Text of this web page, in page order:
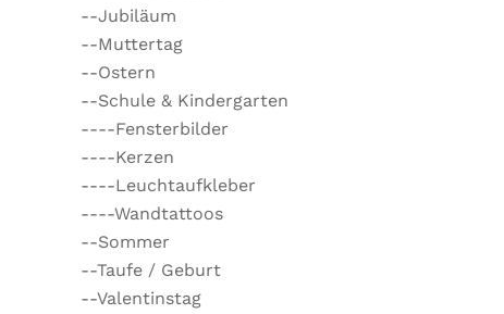
--Jubiläum
--Muttertag
--Ostern
--Schule & Kindergarten
----Fensterbilder
----Kerzen
----Leuchtaufkleber
----Wandtattoos
--Sommer
--Taufe / Geburt
--Valentinstag